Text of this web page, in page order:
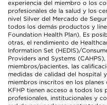
experiencia del miembro o los
profesionales de la salud y los
nivel Silver del Mercado de
todos los demás productos y
Foundation Health Plan). Es
otras, el rendimiento de
Information Set (HEDIS)/
Providers and Systems
miembros/pacientes, las
medidas de calidad del hospital
miembros inscritos en los
KFHP tienen acceso a todos los
profesionales, institucionales y